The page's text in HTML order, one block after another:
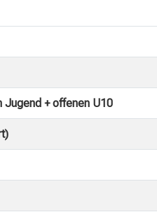
+ offenen U10